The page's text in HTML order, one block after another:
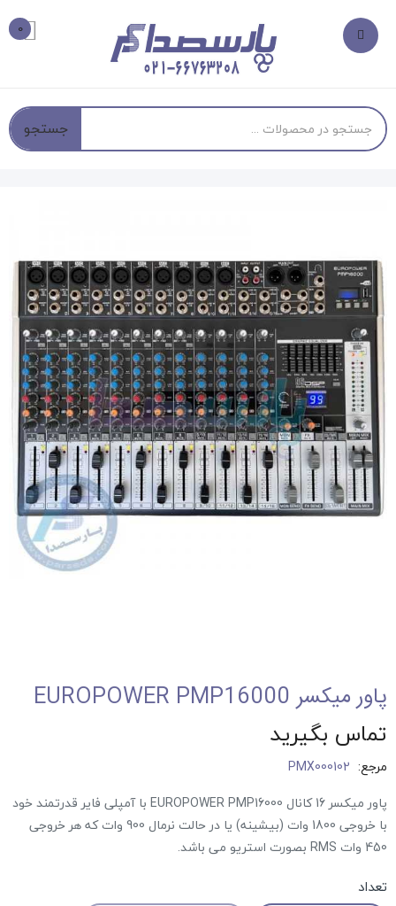
0
جستجو
پاور میکسر EUROPOWER PMP16000
تماس بگیرید
مرجع: PMX000102
پاور میکسر 16 کانال EUROPOWER PMP16000 با آمپلی فایر قدرتمند خود
با خروجی 1800 وات (بیشینه) یا در حالت نرمال 900 وات که هر خروجی
450 وات RMS بصورت استریو می باشد.
تعداد